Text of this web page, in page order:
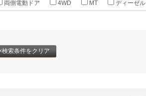
両側電動ドア 4WD MT ディーゼル
検索条件をクリア